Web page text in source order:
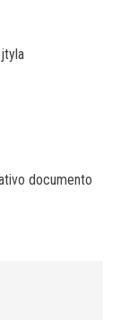
documento